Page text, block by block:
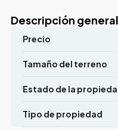
Descripción
Precio
Tamaño del terreno
Estado de la
Tipo de propiedad